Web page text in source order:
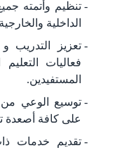
تنظيم وأتمته
الداخلية
تعزيز التدريب
فعاليات
‏المستفيدين.‏
توسيع الوعي من
على كافة أصعدة
تقديم خدمات